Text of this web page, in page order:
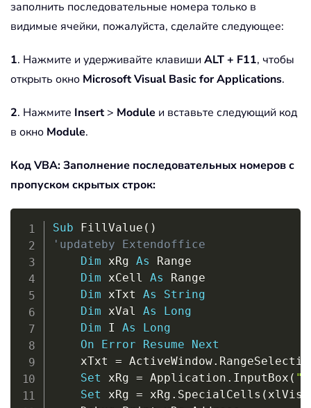
заполнить последовательные номера только в
видимые ячейки, пожалуйста, сделайте следующее:
1. Нажмите и удерживайте клавиши ALT + F11, чтобы
открыть окно Microsoft Visual Basic for Applications.
2. Нажмите Insert> Module и вставьте следующий код
в окно Module.
Код VBA: Заполнение последовательных номеров с
пропуском скрытых строк:
Sub FillValue ( )
'updateby Extendoffice
Dim xRg As Range
Dim xCell As Range
Dim xTxt As
String
Dim xVal As
Long
Dim I As
Long
On
Error Resume
Next
    xTxt
= ActiveWindow.
Set xRg = Application . InputBox (
Set xRg = xRg . SpecialCells (